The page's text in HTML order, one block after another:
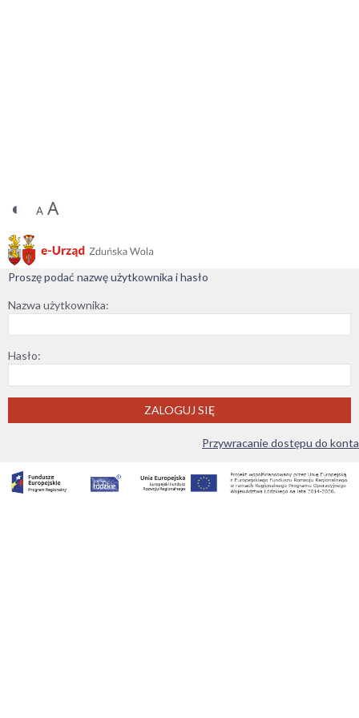
◐ A A
Proszę podać nazwę użytkownika i hasło
Nazwa użytkownika:
Hasło:
ZALOGUJ SIĘ
Przywracanie dostępu do konta